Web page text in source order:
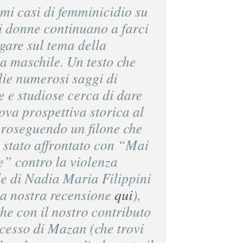
casi di femminicidio su
donne continuano a farci
sul tema della
maschile. Un testo che
numerosi saggi di
e studiose cerca di dare
prospettiva storica al
un filone che
affrontato con “Mai
contro la violenza
di Nadia Maria Filippini
nostra recensione qui),
con il nostro contributo
di Mazan (che trovi